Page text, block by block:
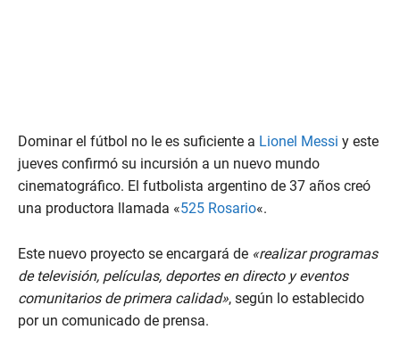
Dominar el fútbol no le es suficiente a Lionel Messi y este
jueves confirmó su incursión a un nuevo mundo
cinematográfico. El futbolista argentino de 37 años creó
una productora llamada «525 Rosario«.
Este nuevo proyecto se encargará de «realizar programas
de televisión, películas, deportes en directo y eventos
comunitarios de primera calidad», según lo establecido
por un comunicado de prensa.